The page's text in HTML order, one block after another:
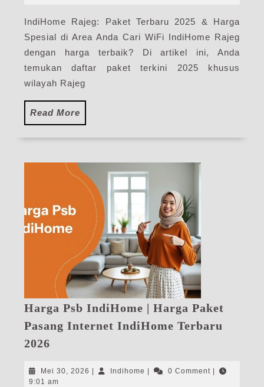
Pasang
WiFi
IndiHome
Terbaru
IndiHome Rajeg: Paket Terbaru 2025 & Harga
Spesial di Area Anda Cari WiFi IndiHome Rajeg
dengan harga terbaik? Di artikel ini, Anda
temukan daftar paket terkini 2025 khusus
wilayah Rajeg
Read More
More
Harga Psb IndiHome | Harga Paket
Pasang Internet IndiHome Terbaru
2026
IndiHome
|
Mei 30, 2026 Mei
| Indihome Indihome
| 0 Comment |
9:01 am